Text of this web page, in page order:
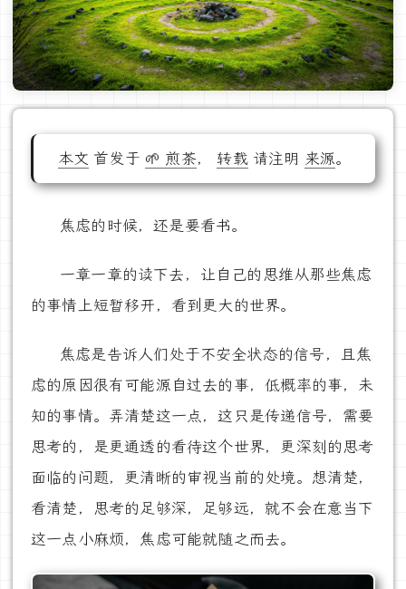
本文 首发于 🌱 煎茶，转载请注明 来源。
焦虑的时候，还是要看书。
一章一章的读下去，让自己的思维从那些焦虑
的事情上短暂移开，看到更大的世界。
焦虑是告诉人们处于不安全状态的信号，且焦
虑的原因很有可能源自过去的事，低概率的事，未
知的事情。弄清楚这一点，这只是传递信号，需要
思考的，是更通透的看待这个世界，更深刻的思考
面临的问题，更清晰的审视当前的处境。想清楚，
看清楚，思考的足够深，足够远，就不会在意当下
这一点小麻烦，焦虑可能就随之而去。